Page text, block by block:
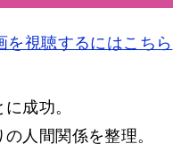
を視聴するにはこちら
成功。
人間関係を整理。